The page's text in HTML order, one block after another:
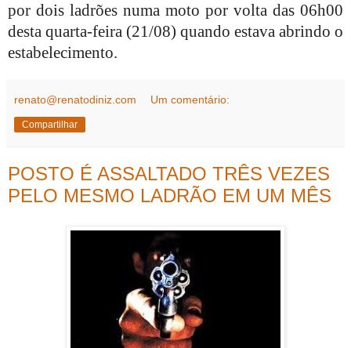
por dois ladrões numa moto por volta das 06h00
desta quarta-feira (21/08) quando estava abrindo o
estabelecimento.
renato@renatodiniz.com Um comentário:
Compartilhar
POSTO É ASSALTADO TRÊS VEZES
PELO MESMO LADRÃO EM UM MÊS